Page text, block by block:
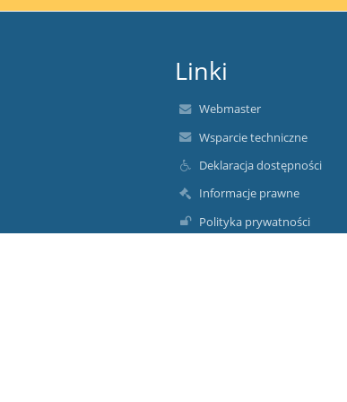
Linki
Webmaster
Wsparcie techniczne
Deklaracja dostępności
Informacje prawne
Polityka prywatności